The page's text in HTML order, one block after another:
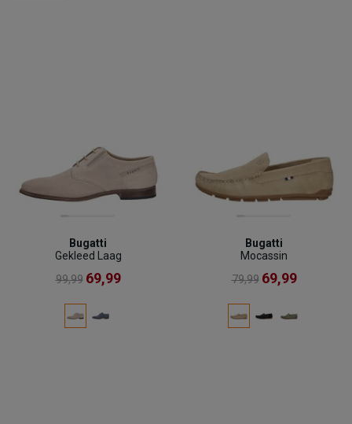
Bugatti
Gekleed Laag
99,99 69,99
Bugatti
Mocassin
79,99 69,99